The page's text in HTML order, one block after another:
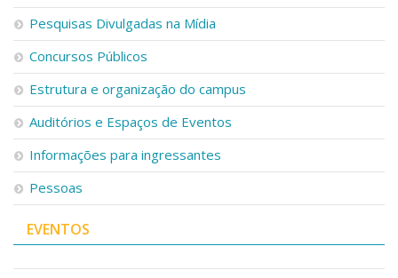
Pesquisas Divulgadas na Mídia
Concursos Públicos
Estrutura e organização do campus
Auditórios e Espaços de Eventos
Informações para ingressantes
Pessoas
EVENTOS